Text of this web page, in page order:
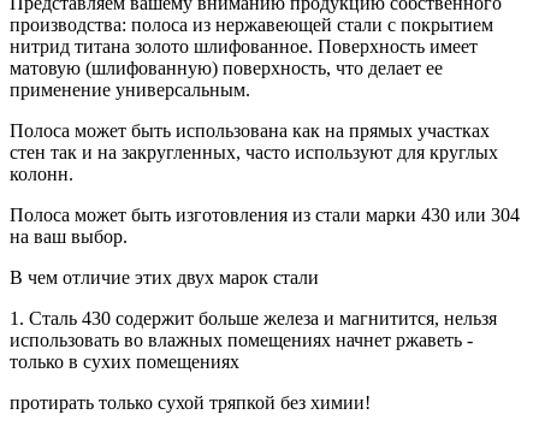
производства: полоса из нержавеющей стали с покрытием
нитрид титана золото шлифованное. Поверхность имеет
матовую (шлифованную) поверхность, что делает ее
применение универсальным.
Полоса может быть использована как на прямых участках
стен так и на закругленных, часто используют для круглых
колонн.
Полоса может быть изготовления из стали марки 430 или 304
на ваш выбор.
В чем отличие этих двух марок стали
1. Сталь 430 содержит больше железа и магнитится, нельзя
использовать во влажных помещениях начнет ржаветь -
только в сухих помещениях
протирать только сухой тряпкой без химии!